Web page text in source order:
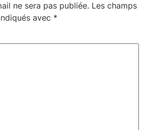
ne sera pas publiée. Les champs
avec *